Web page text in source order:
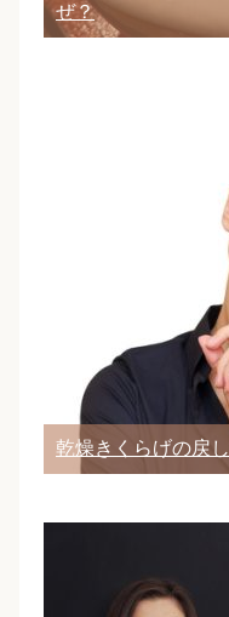
ぜ？
乾燥きくらげの戻し